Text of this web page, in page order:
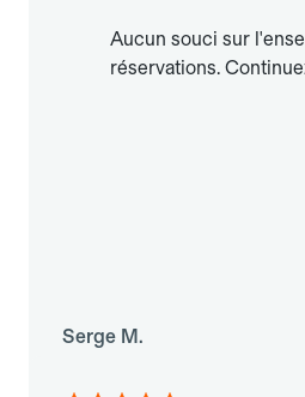
Aucun souci sur
réservations.
Serge M.